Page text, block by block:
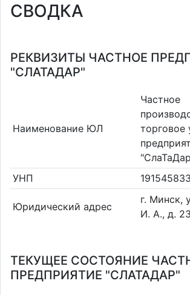
СВОДКА
РЕКВИЗИТЫ ЧАСТНОЕ
"СЛАТАДАР"
Наименование ЮЛ
Частное
торговое
УНП
191545833
Юридический адрес
г. Минск,
И. А., д.
ТЕКУЩЕЕ СОСТОЯНИЕ
ПРЕДПРИЯТИЕ "СЛАТАДАР"